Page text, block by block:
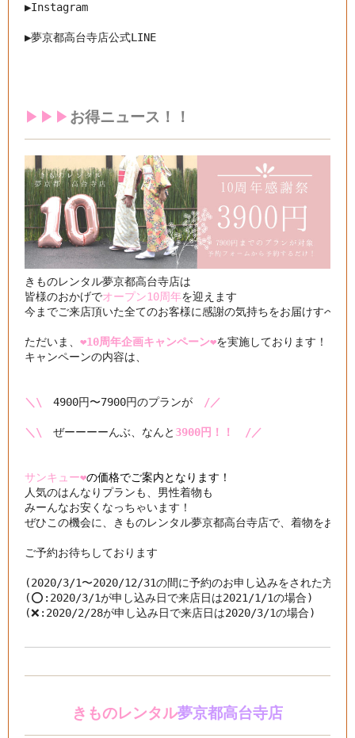
▶︎Instagram
▶︎夢京都高台寺店公式LINE
▶︎▶︎▶︎ お得ニュース！！
きものレンタル夢京都高台寺店は
皆様のおかげでオープン10周年を迎えます
今までご来店頂いた全てのお客様に感謝の気持ちをお届けすべく
ただいま、 ❤️10周年企画キャンペーン❤️を実施しております！
キャンペーンの内容は、
＼\ 4900円〜7900円のプランが /／
＼\ ぜーーーーんぶ、なんと 3900円！！　/／
サンキュー❤️の価格でご案内となります！
人気のはんなりプランも、男性着物も
みーんなお安くなっちゃいます！
ぜひこの機会に、きものレンタル夢京都高台寺店で、着物をお楽
ご予約お待ちしております
(2020/3/1〜2020/12/31の間に予約のお申し込みをされた方が
(⭕️:2020/3/1が申し込み日で来店日は2021/1/1の場合)
(❌:2020/2/28が申し込み日で来店日は2020/3/1の場合)
きものレンタル夢京都高台寺店